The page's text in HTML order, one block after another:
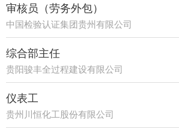
审核员（劳务外包）
中国检验认证集团贵州有限公司
综合部主任
贵阳骏丰全过程建设有限公司
仪表工
贵州川恒化工股份有限公司